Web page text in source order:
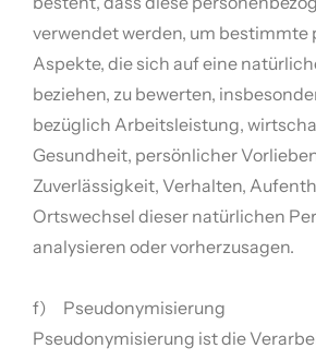
verwendet werden, um bestimmte
Aspekte, die sich auf eine
beziehen, zu bewerten,
bezüglich Arbeitsleistung,
Gesundheit, persönlicher
Zuverlässigkeit, Verhalten,
Ortswechsel dieser natürlichen
analysieren oder vorherzusagen.
f) Pseudonymisierung
Pseudonymisierung ist die